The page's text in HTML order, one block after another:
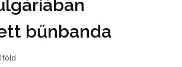
bűnbanda